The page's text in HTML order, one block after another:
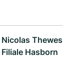
Nicolas
Filiale Hasborn